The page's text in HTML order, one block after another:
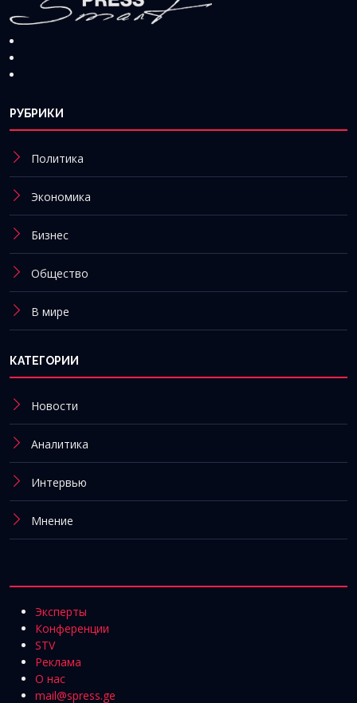
РУБРИКИ
Политика
Экономика
Бизнес
Общество
В мире
КАТЕГОРИИ
Новости
Аналитика
Интервью
Мнение
Эксперты
Конференции
STV
Реклама
О нас
mail@spress.ge